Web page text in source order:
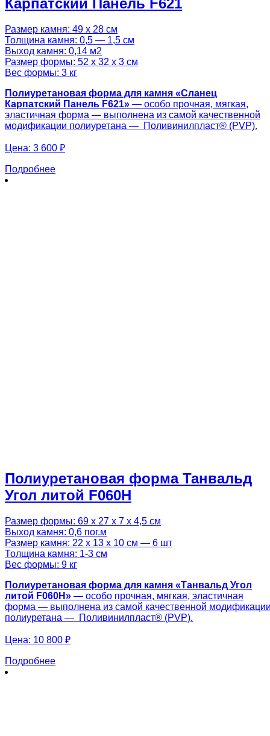
Карпатский Панель F621
Размер камня: 49 х 28 см
Толщина камня: 0,5 — 1,5 см
Выход камня: 0,14 м2
Размер формы: 52 х 32 х 3 см
Вес формы: 3 кг
Полиуретановая форма для камня «Сланец
Карпатский Панель F621» — особо прочная, мягкая,
эластичная форма — выполнена из самой качественной
модификации полиуретана — Поливинилпласт® (PVP).
Цена: 3 600 ₽
Подробнее
Полиуретановая форма Танвальд
Угол литой F060H
Размер формы: 69 х 27 х 7 х 4,5 см
Выход камня: 0,6 пог.м
Размер камня: 22 х 13 х 10 см — 6 шт
Толщина камня: 1-3 см
Вес формы: 9 кг
Полиуретановая форма для камня «Танвальд Угол
литой F060H» — особо прочная, мягкая, эластичная
форма — выполнена из самой качественной
полиуретана — Поливинилпласт® (PVP).
Цена: 10 800 ₽
Подробнее